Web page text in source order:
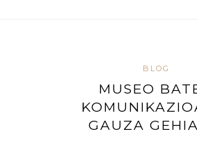
BLOG
MUSEO
GAUZA